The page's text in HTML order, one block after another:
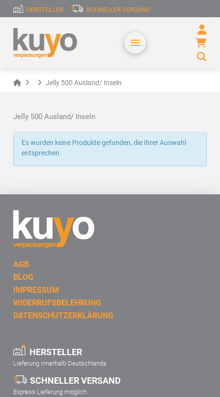
HERSTELLER SCHNELLER VERSAND
Home Jelly 500 Ausland/ Inseln
Jelly 500 Ausland/ Inseln
Es wurden keine Produkte gefunden, die Ihrer Auswahl
entsprechen.
AGB
BLOG
IMPRESSUM
WIDERRUFSBELEHRUNG
DATENSCHUTZERKLÄRUNG
HERSTELLER
Lieferung innerhalb Deutschlands
SCHNELLER VERSAND
Express Lieferung möglich